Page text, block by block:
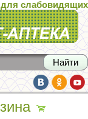
для слабовидящих